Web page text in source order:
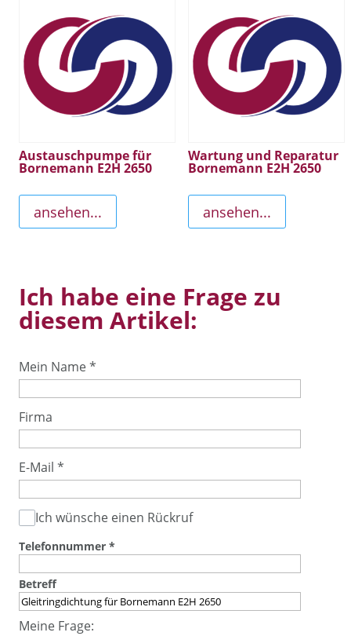
Austauschpumpe für
Bornemann E2H 2650
ansehen...
Wartung und Reparatur
Bornemann E2H 2650
ansehen...
Ich habe eine Frage zu
diesem Artikel:
Mein Name*
Firma
E-Mail *
Ich wünsche einen Rückruf
Telefonnummer *
Betreff
Meine Frage: